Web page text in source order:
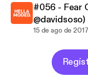
#056 - Fear
@davidsoso)
15 de ago de 2017